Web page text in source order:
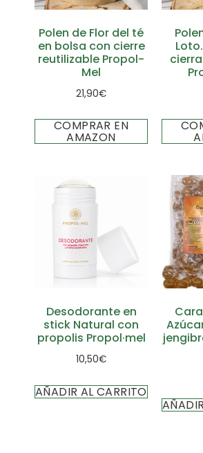
Polen de Flor del té
en bolsa con cierre
reutilizable Propol-
Mel
21,90€
COMPRAR EN
AMAZON
Desodorante en
stick Natural con
propolis Propol·mel
10,50€
AÑADIR AL CARRITO